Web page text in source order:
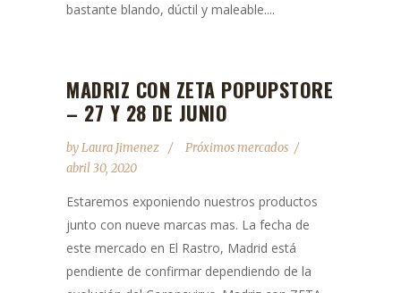
bastante blando, dúctil y maleable....
MADRIZ CON ZETA POPUPSTORE
– 27 Y 28 DE JUNIO
byLaura Jimenez
Próximos mercados
abril 30, 2020
Estaremos exponiendo nuestros productos
junto con nueve marcas mas. La fecha de
este mercado en El Rastro, Madrid está
pendiente de confirmar dependiendo de la